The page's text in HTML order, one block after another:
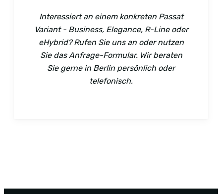
Interessiert an einem konkreten Passat
Variant - Business, Elegance, R-Line oder
eHybrid? Rufen Sie uns an oder nutzen
Sie das Anfrage-Formular. Wir beraten
Sie gerne in Berlin persönlich oder
telefonisch.